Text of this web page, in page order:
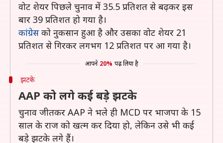
वोट शेयर पिछले चुनाव में 35.5 प्रतिशत से बढ़कर इस
बार 39 प्रतिशत हो गया है।
कांग्रेसको नुकसान हुआ है और उसका वोट शेयर 21
प्रतिशत से गिरकर लगभग 12 प्रतिशत पर आ गया है।
आपने 20% पढ़ लिया है
झटके
AAP को लगे कई बड़े झटके
चुनाव जीतकर AAP ने भले ही MCD पर भाजपा के 15
साल के राज को खत्म कर दिया हो, लेकिन उसे भी कई
बड़े झटके लगे हैं।